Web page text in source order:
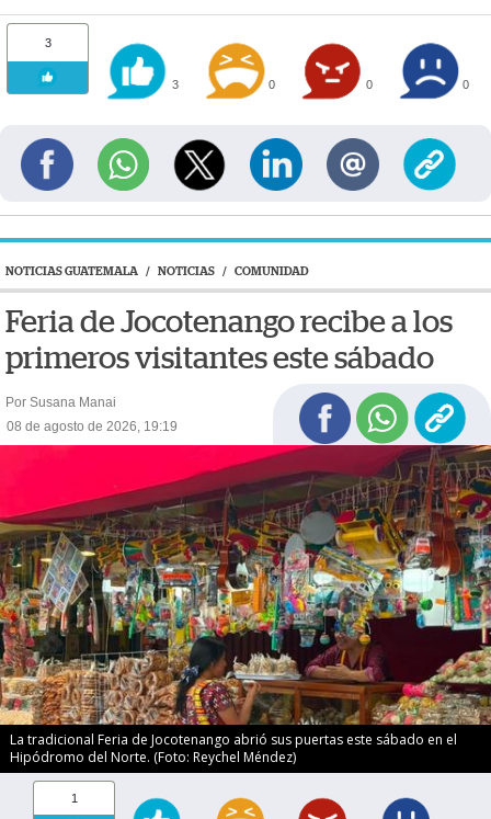
3
3 0 0 0
NOTICIAS GUATEMALA / NOTICIAS / COMUNIDAD
Feria de Jocotenango recibe a los
primeros visitantes este sábado
Por Susana Manai
08 de agosto de 2026, 19:19
La tradicional Feria de Jocotenango abrió sus puertas este sábado en el
Hipódromo del Norte. (Foto: Reychel Méndez)
1